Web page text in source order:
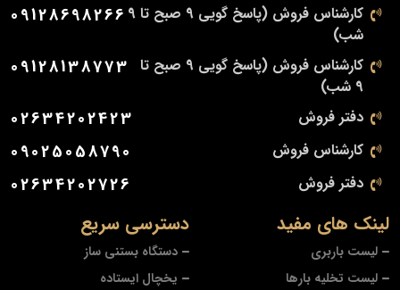
دسترسی سریع
دستگاه بستنی ساز
یخچال ایستاده
لینک های مفید
لیست باربری
لیست تخلیه بارها
کارشناس فروش (پاسخ گویی 9 صبح تا 9
شب)
09128698266
کارشناس فروش (پاسخ گویی 9 صبح تا
9 شب)
09128138773
دفتر فروش 02634202423
کارشناس فروش 09025058790
دفتر فروش 02634202726